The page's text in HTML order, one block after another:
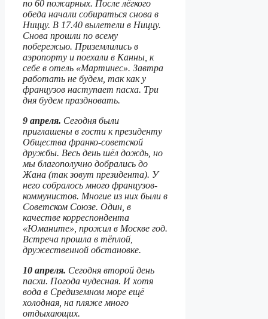
по 60 пожарных. После лёгкого
обеда начали собираться снова в
Ниццу. В 17.40 вылетели в Ниццу.
Снова прошли по всему
побережью. Приземлились в
аэропорту и поехали в Канны, к
себе в отель «Мартинес». Завтра
работать не будем, так как у
французов наступает пасха. Три
дня будем праздновать.
9 апреля. Сегодня были
приглашены в гости к президенту
Общества франко-советской
дружбы. Весь день шёл дождь, но
мы благополучно добрались до
Жана (так зовут президента). У
него собралось много французов-
коммунистов. Многие из них были в
Советском Союзе. Один, в
качестве корреспондента
«Юманите», прожил в Москве год.
Встреча прошла в тёплой,
дружественной обстановке.
10 апреля. Сегодня второй день
пасхи. Погода чудесная. И хотя
вода в Средиземном море ещё
холодная, на пляже много
отдыхающих.